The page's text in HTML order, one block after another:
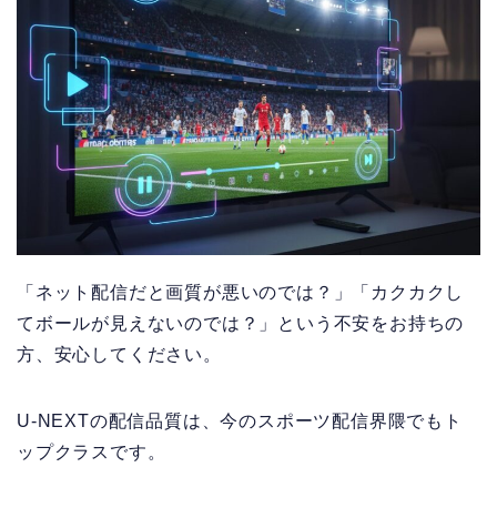
「ネット配信だと画質が悪いのでは？」「カクカクし
てボールが見えないのでは？」という不安をお持ちの
方、安心してください。
U-NEXTの配信品質は、今のスポーツ配信界隈でもト
ップクラスです。